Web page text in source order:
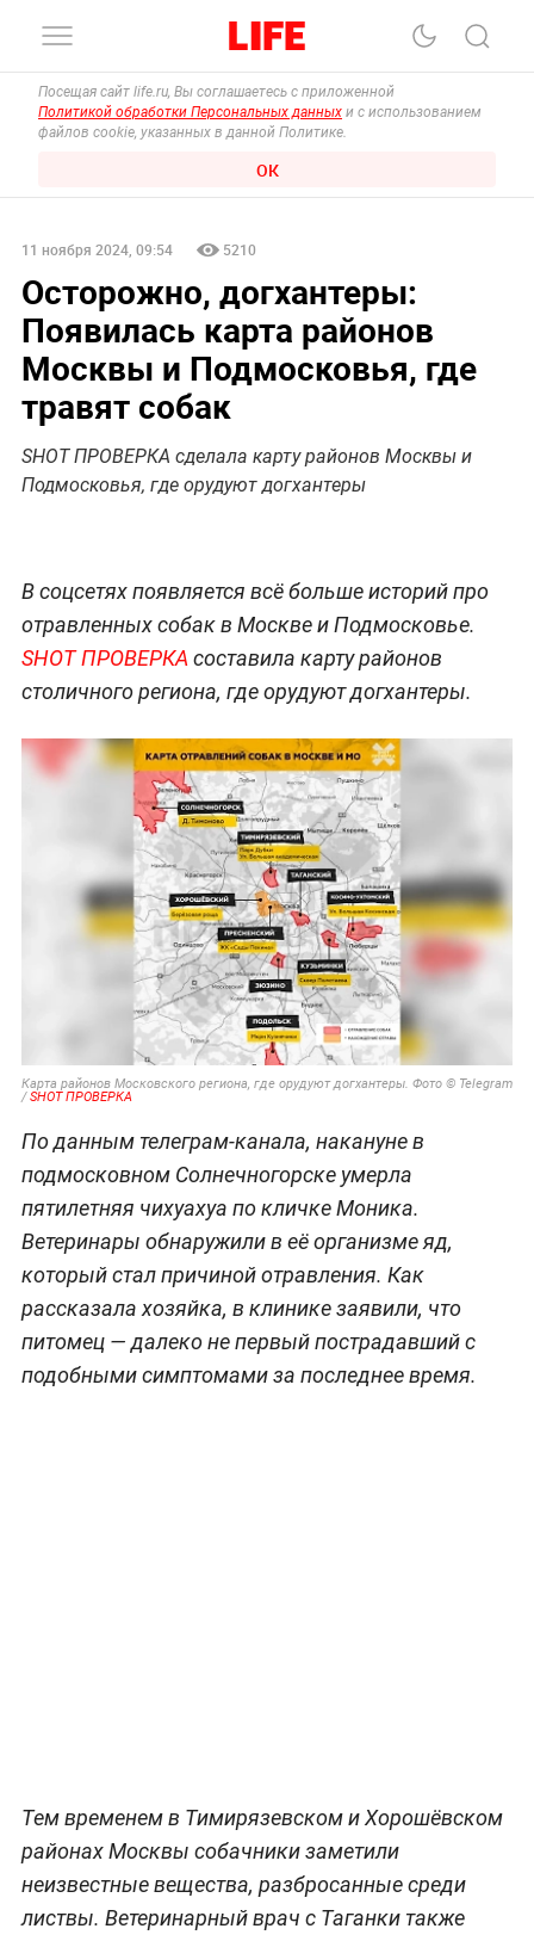
Посещая сайт life.ru, Вы соглашаетесь с приложенной
Политикой обработки Персональных данных и с использованием
файлов cookie, указанных в данной Политике.
ОК
11 ноября 2024, 09:54 5210
Осторожно, догхантеры:
Появилась карта районов
Москвы и Подмосковья, где
травят собак
SHOT ПРОВЕРКА сделала карту районов Москвы и
Подмосковья, где орудуют догхантеры
В соцсетях появляется всё больше историй про
отравленных собак в Москве и Подмосковье.
SHOT ПРОВЕРКА составила карту районов
столичного региона, где орудуют догхантеры.
Карта районов Московского региона, где орудуют догхантеры. Фото © Telegram
/SHOT ПРОВЕРКА
По данным телеграм-канала, накануне в
подмосковном Солнечногорске умерла
пятилетняя чихуахуа по кличке Моника.
Ветеринары обнаружили в её организме яд,
который стал причиной отравления. Как
рассказала хозяйка, в клинике заявили, что
питомец — далеко не первый пострадавший с
подобными симптомами за последнее время.
Тем временем в Тимирязевском и Хорошёвском
районах Москвы собачники заметили
неизвестные вещества, разбросанные среди
листвы. Ветеринарный врач с Таганки также